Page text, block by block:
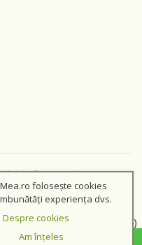
drepturile rezervate
No such file or directory
folosește cookies
experiența dvs.
Despre cookies
Am înțeles